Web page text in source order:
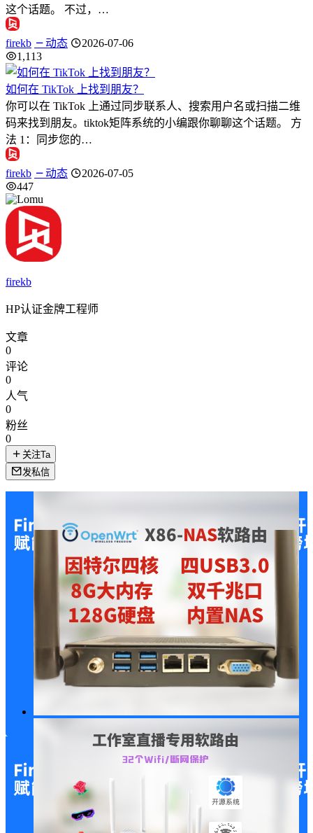
这个话题。 不过，…
firekb 动态
2026-07-06
1,113
如何在 TikTok 上找到朋友？
你可以在 TikTok 上通过同步联系人、搜索用户名或扫描二维
码来找到朋友。tiktok矩阵系统的小编跟你聊聊这个话题。 方
法 1：同步您的…
firekb 动态
2026-07-05
447
firekb
HP认证金牌工程师
文章
0
评论
0
人气
0
粉丝
0
关注Ta
发私信